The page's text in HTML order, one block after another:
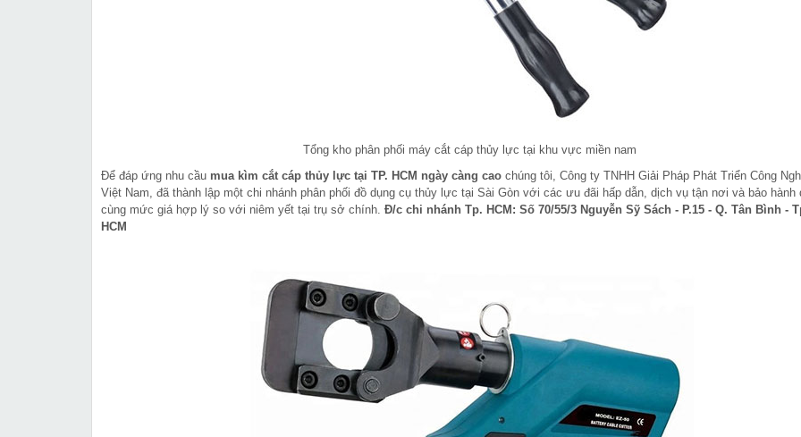
Tổng kho phân phối máy cắt cáp thủy lực tại khu vực miền nam
Để đáp ứng nhu cầu mua kìm cắt cáp thủy lực tại TP. HCM ngày càng cao chúng tôi, Công ty TNHH Giải Pháp Phát Triển Công
Việt Nam, đã thành lập một chi nhánh phân phối đồ dụng cụ thủy lực tại Sài Gòn với các ưu đãi hấp dẫn, dịch vụ tận nơi và bảo hành
cùng mức giá hợp lý so với niêm yết tại trụ sở chính. Đ/c chi nhánh Tp. HCM: Số 70/55/3 Nguyễn Sỹ Sách - P.15 - Q. Tân Bình -
HCM